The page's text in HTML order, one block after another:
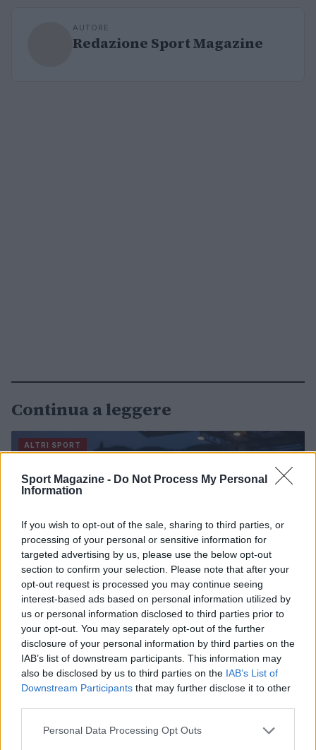
Sport Magazine - Do Not Process My Personal
Information
If you wish to opt-out of the sale, sharing to third parties, or
processing of your personal or sensitive information for
targeted advertising by us, please use the below opt-out
section to confirm your selection. Please note that after your
opt-out request is processed you may continue seeing
interest-based ads based on personal information utilized by
us or personal information disclosed to third parties prior to
your opt-out. You may separately opt-out of the further
disclosure of your personal information by third parties on the
IAB’s list of downstream participants. This information may
also be disclosed by us to third parties on the IAB’s List of
Downstream Participants that may further disclose it to other
Please note that this website/app uses one or more Google
Personal Data Processing Opt Outs
AUTORE
Redazione Sport Magazine
Continua a leggere
ALTRI SPORT
L’addio al nuoto di Gabriele Detti: un’eredità di record
e valori
Ilaria Mauri · 6 Ago 2026